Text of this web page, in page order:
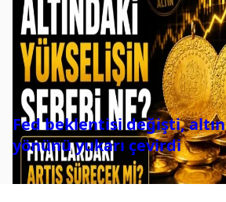
Fed beklentisi değişti, altın
yönünü yukarı çevirdi